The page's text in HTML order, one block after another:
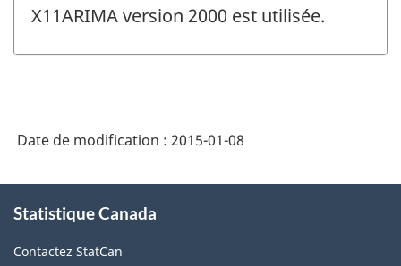
-
X11ARIMA version 2000 est utilisée.
Date de modification : 2015-01-08
propos
ce
Statistique Canada
Contactez StatCan